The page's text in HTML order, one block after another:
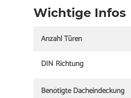
Wichtige Infos
Anzahl Türen
DIN Richtung
Benötigte Dacheindeckung